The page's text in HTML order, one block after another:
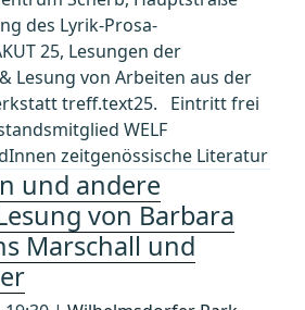
des Lyrik-Prosa-
25, Lesungen der
Lesung von Arbeiten aus der
treff.text25. Eintritt frei
WELF
zeitgenössische Literatur
und andere
von Barbara
Marschall und